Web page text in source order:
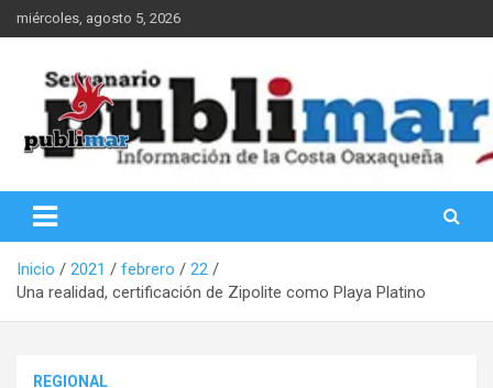
Saltar
al
miércoles, agosto 5, 2026
PubliMar
Inicio 2021 febrero
22
Una realidad, certificación de Zipolite como Playa Platino
REGIONAL